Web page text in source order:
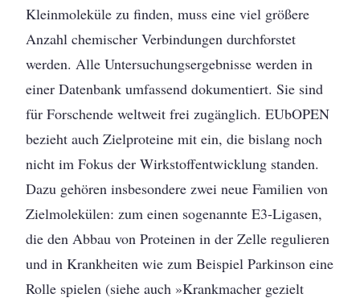
Kleinmoleküle zu finden, muss eine viel größere
Anzahl chemischer Verbindungen durchforstet
werden. Alle Untersuchungsergebnisse werden in
einer Datenbank umfassend dokumentiert. Sie sind
für Forschende weltweit frei zugänglich. EUbOPEN
bezieht auch Zielproteine mit ein, die bislang noch
nicht im Fokus der Wirkstoffentwicklung standen.
Dazu gehören insbesondere zwei neue Familien von
Zielmolekülen: zum einen sogenannte E3-Ligasen,
die den Abbau von Proteinen in der Zelle regulieren
und in Krankheiten wie zum Beispiel Parkinson eine
Rolle spielen (siehe auch »Krankmacher gezielt